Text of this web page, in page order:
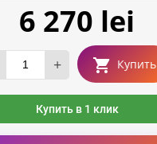
6 270 lei
+ Купить
Купить в 1 клик